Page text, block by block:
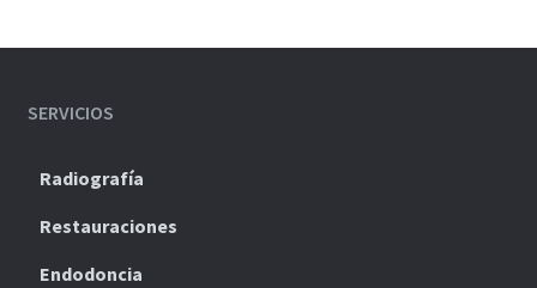
SERVICIOS
Radiografía
Restauraciones
Endodoncia